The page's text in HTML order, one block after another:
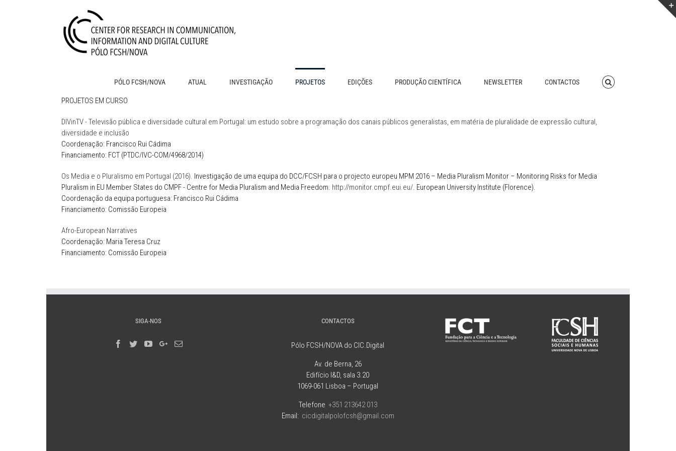
PÓLO FCSH/NOVA ATUAL INVESTIGAÇÃO PROJETOS EDIÇÕES PRODUÇÃO CIENTÍFICA NEWSLETTER CONTACTOS
PROJETOS EM CURSO
DIVinTV - Televisão pública e diversidade cultural em Portugal: um estudo sobre a programação dos canais públicos generalistas, em matéria de pluralidade de expressão cultural,
diversidade e inclusão
Coordenação: Francisco Rui Cádima
Financiamento: FCT (PTDC/IVC-COM/4968/2014)
Os Media e o Pluralismo em Portugal (2016). Investigação de uma equipa do DCC/FCSH para o projecto europeu MPM 2016 – Media Pluralism Monitor – Monitoring Risks for Media
Pluralism in EU Member States do CMPF - Centre for Media Pluralism and Media Freedom. http://monitor.cmpf.eui.eu/. European University Institute (Florence).
Coordenação da equipa portuguesa: Francisco Rui Cádima
Financiamento: Comissão Europeia
Afro-European Narratives
Coordenação: Maria Teresa Cruz
Financiamento: Comissão Europeia
SIGA-NOS CONTACTOS
Pólo FCSH/NOVA do CIC.Digital
Av. de Berna, 26
Edifício I&D, sala 3.20
1069-061 Lisboa – Portugal
Telefone: +351 213642 013
Email: cicdigitalpolofcsh@gmail.com